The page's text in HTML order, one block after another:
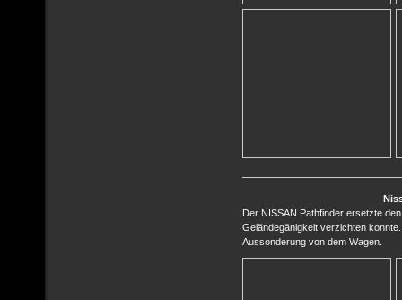
Der NISSAN Pathfinder ersetzte
Geländegänigkeit verzichten
Aussonderung von dem Wagen.